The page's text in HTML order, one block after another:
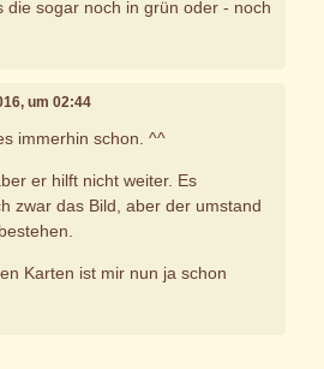
die sogar noch in grün oder - noch
um 02:44
immerhin schon. ^^
er hilft nicht weiter. Es
zwar das Bild, aber der umstand
Karten ist mir nun ja schon